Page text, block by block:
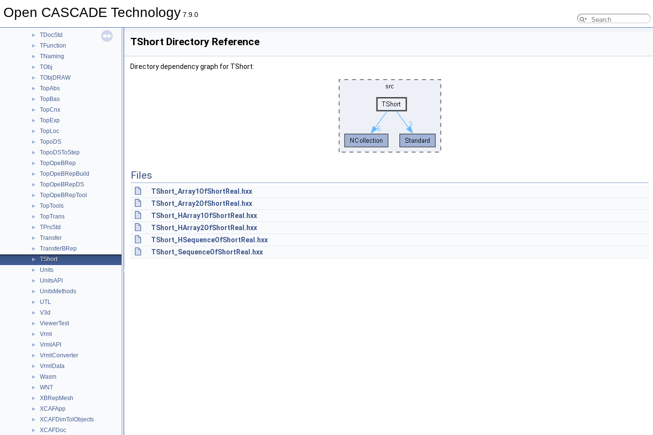
Open CASCADE Technology 7.9.0
► TDataXtd
► TDocStd
► TFunction
► TNaming
► TObj
► TObjDRAW
► TopAbs
► TopBas
► TopCnx
► TopExp
► TopLoc
► TopoDS
► TopoDSToStep
► TopOpeBRep
► TopOpeBRepBuild
► TopOpeBRepDS
► TopOpeBRepTool
► TopTools
► TopTrans
► TPrsStd
► Transfer
► TransferBRep
► TShort
► Units
► UnitsAPI
► UnitsMethods
► UTL
► V3d
► ViewerTest
► Vrml
► VrmlAPI
► VrmlConverter
► VrmlData
► Wasm
► WNT
► XBRepMesh
► XCAFApp
► XCAFDimTolObjects
► XCAFDoc
TShort Directory Reference
Directory dependency graph for TShort:
Files
TShort_Array1OfShortReal.hxx
TShort_Array2OfShortReal.hxx
TShort_HArray1OfShortReal.hxx
TShort_HArray2OfShortReal.hxx
TShort_HSequenceOfShortReal.hxx
TShort_SequenceOfShortReal.hxx